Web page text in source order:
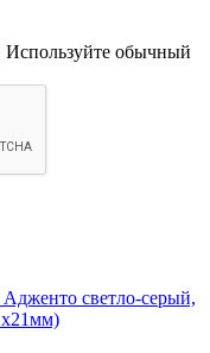
Используйте обычный
светло-серый,